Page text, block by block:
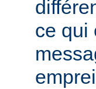
ce qui